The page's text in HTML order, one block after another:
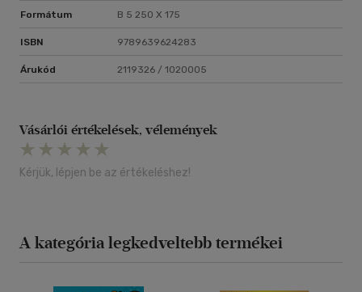
Formátum B 5 250 X 175
ISBN 9789639624283
Árukód 2119326 / 1020005
Vásárlói értékelések, vélemények
Kérjük, lépjen be az értékeléshez!
A kategória legkedveltebb termékei